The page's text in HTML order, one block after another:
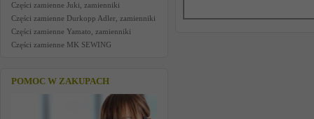
Części zamienne Juki, zamienniki
Części zamienne Durkopp Adler, zamienniki
Części zamienne Yamato, zamienniki
Części zamienne MK SEWING
POMOC W ZAKUPACH